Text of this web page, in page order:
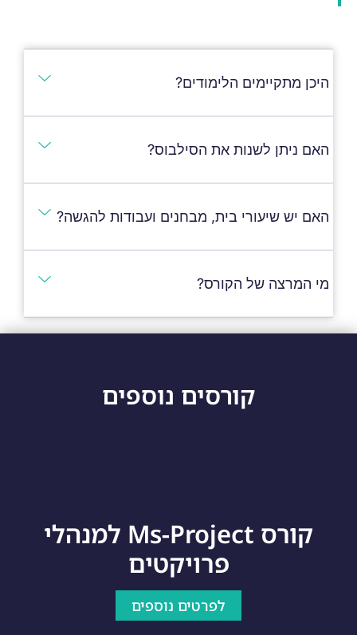
היכן מתקיימים הלימודים?
האם ניתן לשנות את הסילבוס?
האם יש שיעורי בית, מבחנים ועבודות להגשה?
מי המרצה של הקורס?
קורסים נוספים
קורס Ms-Project למנהלי
פרויקטים
לפרטים נוספים